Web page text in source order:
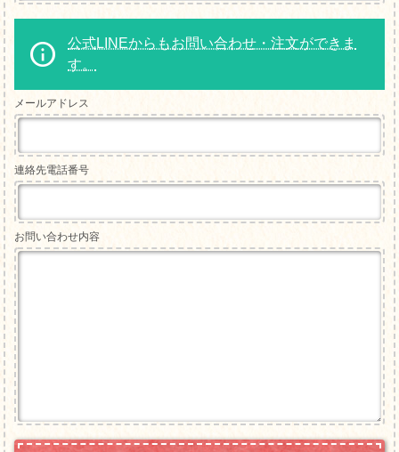
公式LINEからもお問い合わせ・注文ができま
す。
メールアドレス
連絡先電話番号
お問い合わせ内容